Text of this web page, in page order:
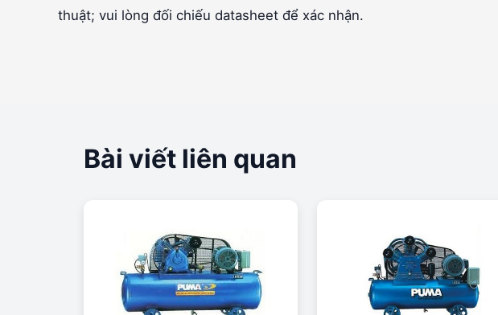
thuật; vui lòng đối chiếu datasheet để xác nhận.
Bài viết liên quan